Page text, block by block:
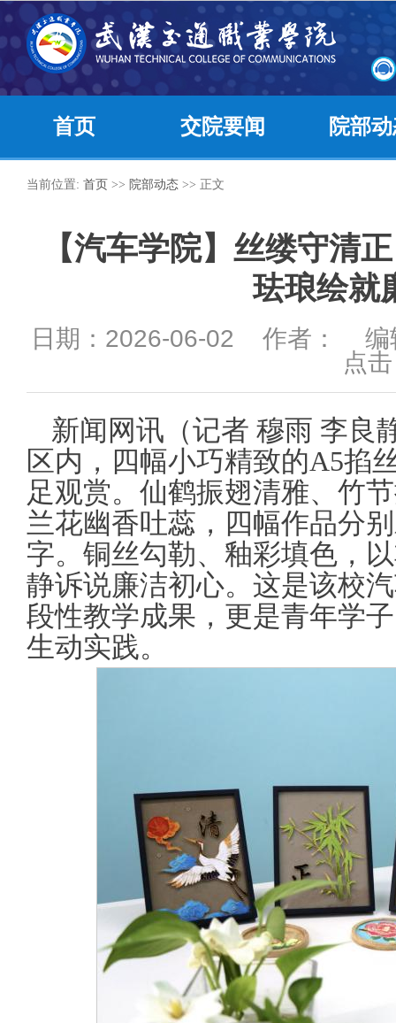
首页 交院要闻 院部
当前位置: 首页 >> 院部动态 >> 正文
【汽车学院】丝缕守清
珐琅绘就
日期：2026-06-02 作者：
点击
新闻网讯（记者 穆雨 李良
区内，四幅小巧精致的A5掐
足观赏。仙鹤振翅清雅、竹
兰花幽香吐蕊，四幅作品分
字。铜丝勾勒、釉彩填色，
静诉说廉洁初心。这是该校
段性教学成果，更是青年学
生动实践。